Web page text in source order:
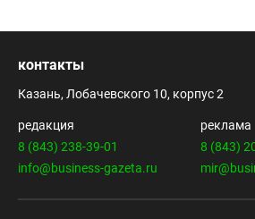
контакты
Казань, Лобачевского 10, корпус 2
редакция
8 (843) 238-39-01
info@business-gazeta.ru
реклама
8 (843)